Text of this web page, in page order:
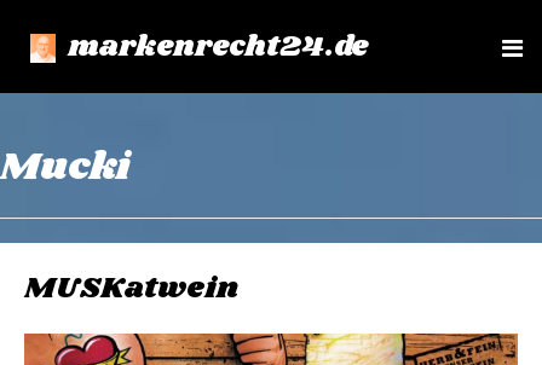
markenrecht24.de
e
Mucki
MUSKatwein